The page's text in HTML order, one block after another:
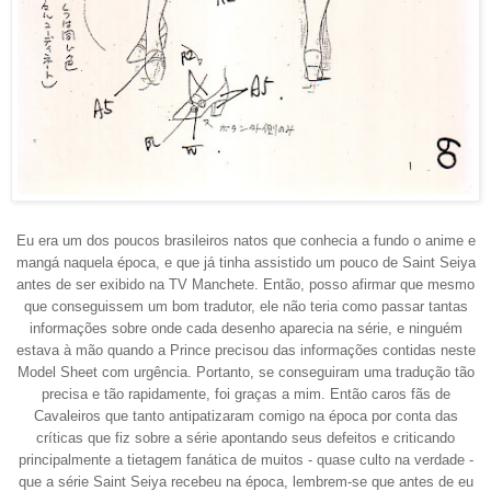
Eu era um dos poucos brasileiros natos que conhecia a fundo o anime e
mangá naquela época, e que já tinha assistido um pouco de Saint Seiya
antes de ser exibido na TV Manchete. Então, posso afirmar que mesmo
que conseguissem um bom tradutor, ele não teria como passar tantas
informações sobre onde cada desenho aparecia na série, e ninguém
estava à mão quando a Prince precisou das informações contidas neste
Model Sheet com urgência. Portanto, se conseguiram uma tradução tão
precisa e tão rapidamente, foi graças a mim. Então caros fãs de
Cavaleiros que tanto antipatizaram comigo na época por conta das
críticas que fiz sobre a série apontando seus defeitos e criticando
principalmente a tietagem fanática de muitos - quase culto na verdade -
que a série Saint Seiya recebeu na época, lembrem-se que antes de eu